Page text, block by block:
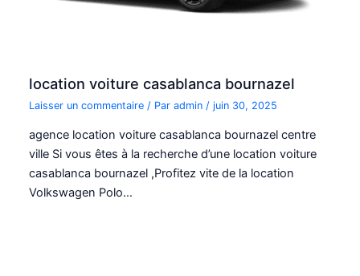
location voiture casablanca bournazel
Laisser un commentaire / Paradmin /juin 30, 2025
agence location voiture casablanca bournazel centre
ville Si vous êtes à la recherche d’une location voiture
casablanca bournazel ,Profitez vite de la location
Volkswagen Polo…